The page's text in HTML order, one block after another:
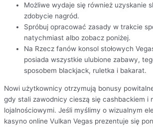
Możliwe wydaje się również uzyskanie
zdobycie nagród.
Spróbuj opracować zasady w trakcie
natychmiast albo zobacz poniżej.
Na Rzecz fanów konsol stołowych
posiada wszystkie ulubione zabawy,
sposobem blackjack, ruletka i bakarat.
Nowi użytkownicy otrzymują bonusy
gdy stali zawodnicy cieszą się cashbackiem i
lojalnościowymi. Jeśli myślimy o wizualnym
kasyno online Vulkan Vegas prezentuje się